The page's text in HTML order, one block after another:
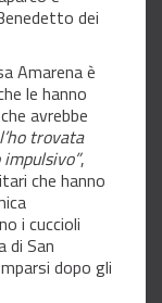
dei
Amarena è
le hanno
avrebbe
trovata
,
che hanno
i cuccioli
di San
dopo gli